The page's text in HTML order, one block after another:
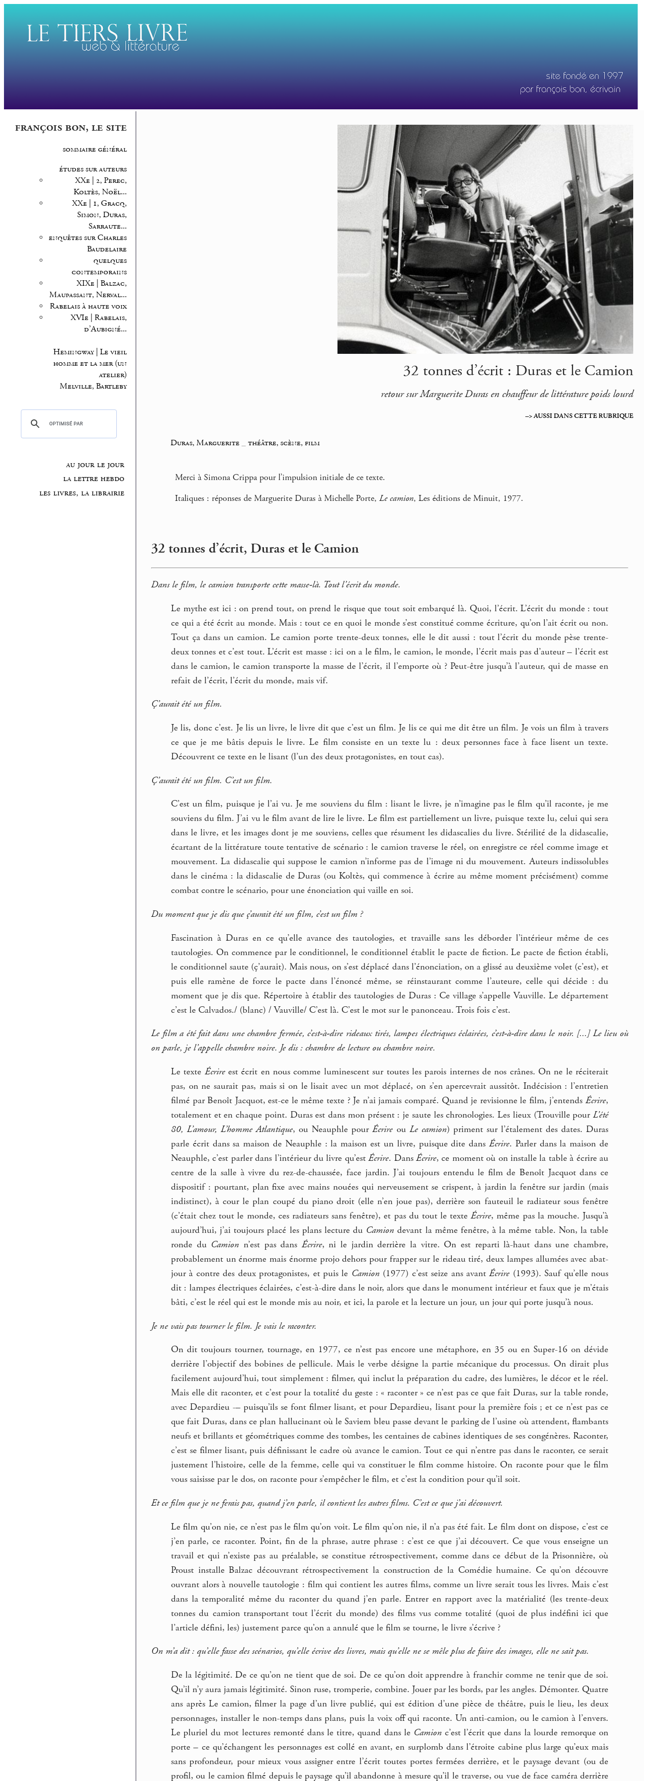
françois bon, le site
sommaire général
études sur auteurs
XXe | 2, Perec,
Koltès, Noël...
XXe | 1, Gracq,
Simon, Duras,
Sarraute...
enquêtes sur Charles
Baudelaire
quelques
contemporains
XIXe | Balzac,
Maupassant, Nerval...
Rabelais à haute voix
XVIe | Rabelais,
d’Aubigné...
Hemingway | Le vieil
homme et la mer (un
atelier)
Melville, Bartleby
au jour le jour
la lettre hebdo
les livres, la librairie
32 tonnes d’écrit : Duras et le Camion
retour sur Marguerite Duras en chauffeur de littérature poids lourd
–> AUSSI DANS CETTE RUBRIQUE
Duras, Marguerite _théâtre, scène, film
Merci à Simona Crippa pour l’impulsion initiale de ce texte.
Italiques : réponses de Marguerite Duras à Michelle Porte, Le camion, Les éditions de Minuit, 1977.
32 tonnes d’écrit, Duras et le Camion
Dans le film, le camion transporte cette masse-là. Tout l’écrit du monde.
Le mythe est ici : on prend tout, on prend le risque que tout soit embarqué là. Quoi, l’écrit. L’écrit du monde : tout
ce qui a été écrit au monde. Mais : tout ce en quoi le monde s’est constitué comme écriture, qu’on l’ait écrit ou non.
Tout ça dans un camion. Le camion porte trente-deux tonnes, elle le dit aussi : tout l’écrit du monde pèse trente-
deux tonnes et c’est tout. L’écrit est masse : ici on a le film, le camion, le monde, l’écrit mais pas d’auteur – l’écrit est
dans le camion, le camion transporte la masse de l’écrit, il l’emporte où ? Peut-être jusqu’à l’auteur, qui de masse en
refait de l’écrit, l’écrit du monde, mais vif.
Ç’aurait été un film.
Je lis, donc c’est. Je lis un livre, le livre dit que c’est un film. Je lis ce qui me dit être un film. Je vois un film à travers
ce que je me bâtis depuis le livre. Le film consiste en un texte lu : deux personnes face à face lisent un texte.
Découvrent ce texte en le lisant (l’un des deux protagonistes, en tout cas).
Ç’aurait été un film. C’est un film.
C’est un film, puisque je l’ai vu. Je me souviens du film : lisant le livre, je n’imagine pas le film qu’il raconte, je me
souviens du film. J’ai vu le film avant de lire le livre. Le film est partiellement un livre, puisque texte lu, celui qui sera
dans le livre, et les images dont je me souviens, celles que résument les didascalies du livre. Stérilité de la didascalie,
écartant de la littérature toute tentative de scénario : le camion traverse le réel, on enregistre ce réel comme image et
mouvement. La didascalie qui suppose le camion n’informe pas de l’image ni du mouvement. Auteurs indissolubles
dans le cinéma : la didascalie de Duras (ou Koltès, qui commence à écrire au même moment précisément) comme
combat contre le scénario, pour une énonciation qui vaille en soi.
Du moment que je dis que ç’aurait été un film, c’est un film ?
Fascination à Duras en ce qu’elle avance des tautologies, et travaille sans les déborder l’intérieur même de ces
tautologies. On commence par le conditionnel, le conditionnel établit le pacte de fiction. Le pacte de fiction établi,
le conditionnel saute (ç’aurait). Mais nous, on s’est déplacé dans l’énonciation, on a glissé au deuxième volet (c’est), et
puis elle ramène de force le pacte dans l’énoncé même, se réinstaurant comme l’auteure, celle qui décide : du
moment que je dis que. Répertoire à établir des tautologies de Duras : Ce village s’appelle Vauville. Le département
c’est le Calvados./ (blanc) / Vauville/ C’est là. C’est le mot sur le panonceau. Trois fois c’est.
Le film a été fait dans une chambre fermée, c’est-à-dire rideaux tirés, lampes électriques éclairées, c’est-à-dire dans le noir. [...] Le lieu où
on parle, je l’appelle chambre noire. Je dis : chambre de lecture ou chambre noire.
Le texte Écrireest écrit en nous comme luminescent sur toutes les parois internes de nos crânes. On ne le réciterait
pas, on ne saurait pas, mais si on le lisait avec un mot déplacé, on s’en apercevrait aussitôt. Indécision : l’entretien
filmé par Benoît Jacquot, est-ce le même texte ? Je n’ai jamais comparé. Quand je revisionne le film, j’entendsÉcrire,
totalement et en chaque point. Duras est dans mon présent : je saute les chronologies. Les lieux (Trouville pourL’été
80, L’amour, L’homme Atlantique, ou Neauphle pourÉcrire ou Le camion) priment sur l’étalement des dates. Duras
parle écrit dans sa maison de Neauphle : la maison est un livre, puisque dite dans Écrire. Parler dans la maison de
Neauphle, c’est parler dans l’intérieur du livre qu’estÉcrire. DansÉcrire, ce moment où on installe la table à écrire au
centre de la salle à vivre du rez-de-chaussée, face jardin. J’ai toujours entendu le film de Benoît Jacquot dans ce
dispositif : pourtant, plan fixe avec mains nouées qui nerveusement se crispent, à jardin la fenêtre sur jardin (mais
indistinct), à cour le plan coupé du piano droit (elle n’en joue pas), derrière son fauteuil le radiateur sous fenêtre
(c’était chez tout le monde, ces radiateurs sans fenêtre), et pas du tout le texteÉcrire, même pas la mouche. Jusqu’à
aujourd’hui, j’ai toujours placé les plans lecture du Camion devant la même fenêtre, à la même table. Non, la table
ronde du Camion n’est pas dans Écrire, ni le jardin derrière la vitre. On est reparti là-haut dans une chambre,
probablement un énorme mais énorme projo dehors pour frapper sur le rideau tiré, deux lampes allumées avec abat-
jour à contre des deux protagonistes, et puis le Camion (1977) c’est seize ans avantÉcrire (1993). Sauf qu’elle nous
dit : lampes électriques éclairées, c’est-à-dire dans le noir, alors que dans le monument intérieur et faux que je m’étais
bâti, c’est le réel qui est le monde mis au noir, et ici, la parole et la lecture un jour, un jour qui porte jusqu’à nous.
Je ne vais pas tourner le film. Je vais le raconter.
On dit toujours tourner, tournage, en 1977, ce n’est pas encore une métaphore, en 35 ou en Super-16 on dévide
derrière l’objectif des bobines de pellicule. Mais le verbe désigne la partie mécanique du processus. On dirait plus
facilement aujourd’hui, tout simplement : filmer, qui inclut la préparation du cadre, des lumières, le décor et le réel.
Mais elle dit raconter, et c’est pour la totalité du geste : « raconter » ce n’est pas ce que fait Duras, sur la table ronde,
avec Depardieu -– puisqu’ils se font filmer lisant, et pour Depardieu, lisant pour la première fois ; et ce n’est pas ce
que fait Duras, dans ce plan hallucinant où le Saviem bleu passe devant le parking de l’usine où attendent, flambants
neufs et brillants et géométriques comme des tombes, les centaines de cabines identiques de ses congénères. Raconter,
c’est se filmer lisant, puis définissant le cadre où avance le camion. Tout ce qui n’entre pas dans le raconter, ce serait
justement l’histoire, celle de la femme, celle qui va constituer le film comme histoire. On raconte pour que le film
vous saisisse par le dos, on raconte pour s’empêcher le film, et c’est la condition pour qu’il soit.
Et ce film que je ne ferais pas, quand j’en parle, il contient les autres films. C’est ce que j’ai découvert.
Le film qu’on nie, ce n’est pas le film qu’on voit. Le film qu’on nie, il n’a pas été fait. Le film dont on dispose, c’est ce
j’en parle, ce raconter. Point, fin de la phrase, autre phrase : c’est ce que j’ai découvert. Ce que vous enseigne un
travail et qui n’existe pas au préalable, se constitue rétrospectivement, comme dans ce début de la Prisonnière, où
Proust installe Balzac découvrant rétrospectivement la construction de la Comédie humaine. Ce qu’on découvre
ouvrant alors à nouvelle tautologie : film qui contient les autres films, comme un livre serait tous les livres. Mais c’est
dans la temporalité même du raconter du quand j’en parle. Entrer en rapport avec la matérialité (les trente-deux
tonnes du camion transportant tout l’écrit du monde) des films vus comme totalité (quoi de plus indéfini ici que
l’article défini, les) justement parce qu’on a annulé que le film se tourne, le livre s’écrive ?
On m’a dit : qu’elle fasse des scénarios, qu’elle écrive des livres, mais qu’elle ne se mêle plus de faire des images, elle ne sait pas.
De la légitimité. De ce qu’on ne tient que de soi. De ce qu’on doit apprendre à franchir comme ne tenir que de soi.
Qu’il n’y aura jamais légitimité. Sinon ruse, tromperie, combine. Jouer par les bords, par les angles. Démonter. Quatre
ans après Le camion, filmer la page d’un livre publié, qui est édition d’une pièce de théâtre, puis le lieu, les deux
personnages, installer le non-temps dans plans, puis la voix off qui raconte. Un anti-camion, ou le camion à l’envers.
Le pluriel du mot lectures remonté dans le titre, quand dans le Camion c’est l’écrit que dans la lourde remorque on
porte – ce qu’échangent les personnages est collé en avant, en surplomb dans l’étroite cabine plus large qu’eux mais
sans profondeur, pour mieux vous assigner entre l’écrit toutes portes fermées derrière, et le paysage devant (ou de
profil, ou le camion filmé depuis le paysage qu’il abandonne à mesure qu’il le traverse, ou vue de face caméra derrière